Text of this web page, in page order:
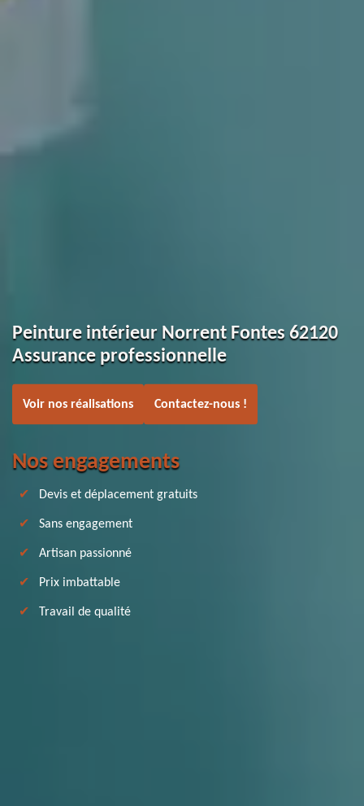
Peinture intérieur Norrent Fontes 62120
Assurance professionnelle
Voir nos réalisations Contactez-nous !
Nos engagements
Devis et déplacement gratuits
Sans engagement
Artisan passionné
Prix imbattable
Travail de qualité